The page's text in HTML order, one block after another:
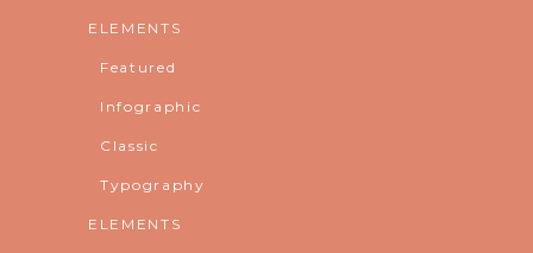
ELEMENTS
Featured
Infographic
Classic
Typography
ELEMENTS